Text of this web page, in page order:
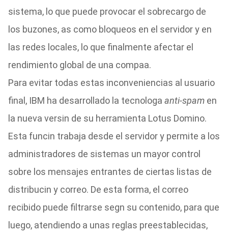
sistema, lo que puede provocar el sobrecargo de
los buzones, as como bloqueos en el servidor y en
las redes locales, lo que finalmente afectar el
rendimiento global de una compaa.
Para evitar todas estas inconveniencias al usuario
final, IBM ha desarrollado la tecnologa anti-spamen
la nueva versin de su herramienta Lotus Domino.
Esta funcin trabaja desde el servidor y permite a los
administradores de sistemas un mayor control
sobre los mensajes entrantes de ciertas listas de
distribucin y correo. De esta forma, el correo
recibido puede filtrarse segn su contenido, para que
luego, atendiendo a unas reglas preestablecidas,